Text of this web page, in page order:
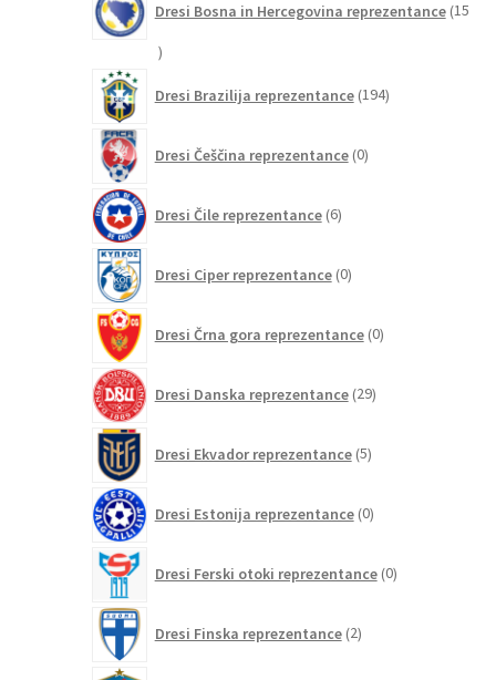
Dresi Bosna in Hercegovina reprezentance 15
15
Dresi Brazilija reprezentance 194izdelkov
Dresi Češčina reprezentance 0izdelkov
Dresi Čile reprezentance 6izdelkov
Dresi Ciper reprezentance 0izdelkov
Dresi Črna gora reprezentance 0izdelkov
Dresi Danska reprezentance 29izdelkov
Dresi Ekvador reprezentance 5izdelkov
Dresi Estonija reprezentance 0izdelkov
Dresi Ferski otoki reprezentance 0izdelkov
Dresi Finska reprezentance 2izdelka